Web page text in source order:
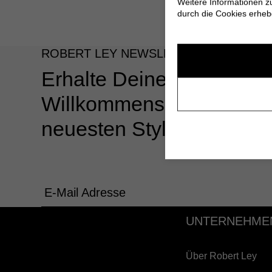
ROBERT LEY NEWSLETTER
Erhalte Deinen 10%
Willkommensgutschein
neuesten Styles &
E-Mail Adresse
Über Robert Ley
durch die Cookies